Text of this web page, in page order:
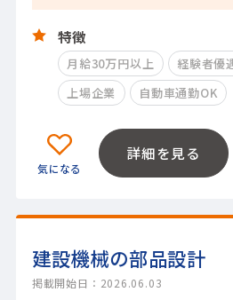
特徴
月給30万円以上 経験者優
上場企業
自動車通勤OK
詳細を見る
建設機械の部品設計
掲載開始日：2026.06.03